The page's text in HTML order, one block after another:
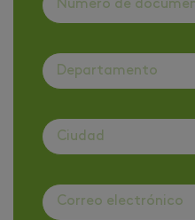
Departamento
Ciudad